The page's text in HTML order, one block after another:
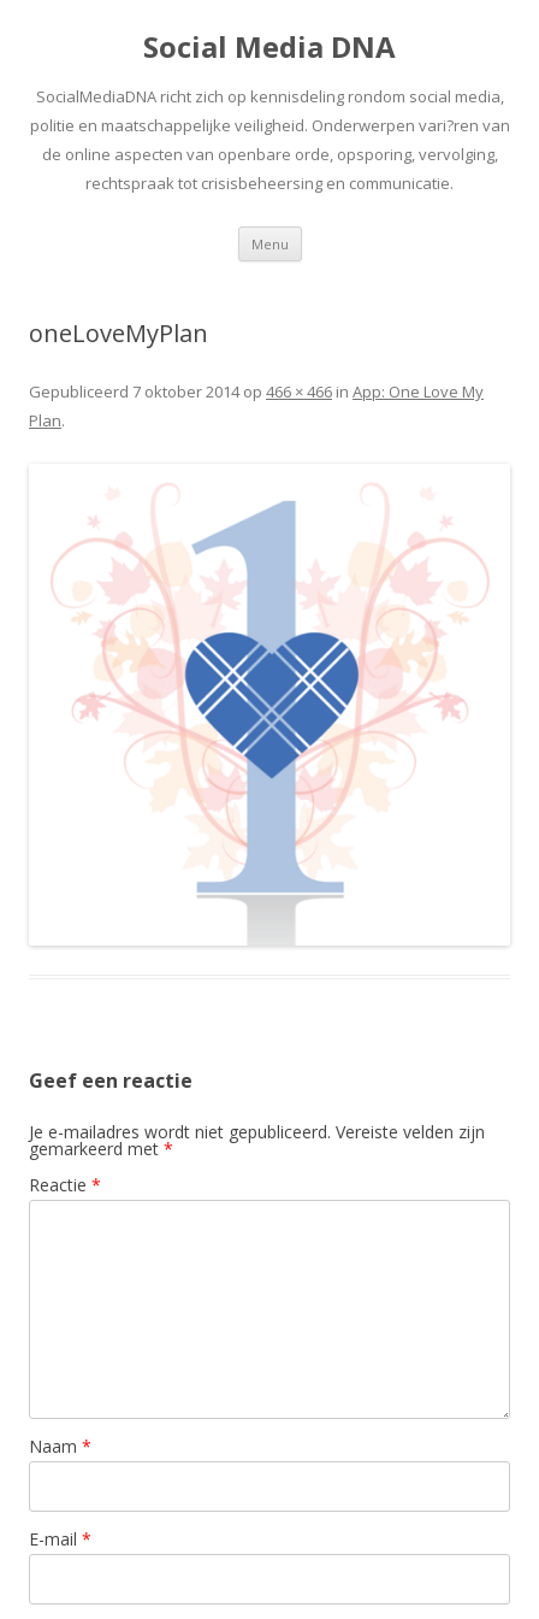
Social Media DNA
SocialMediaDNA richt zich op kennisdeling rondom social media,
politie en maatschappelijke veiligheid. Onderwerpen vari?ren van
de online aspecten van openbare orde, opsporing, vervolging,
rechtspraak tot crisisbeheersing en communicatie.
Menu Spring
inhoud
oneLoveMyPlan
Gepubliceerd 7 oktober 2014op 466 × 466 in App: One Love My
Plan.
Geef een reactie
Je e-mailadres wordt niet gepubliceerd. Vereiste velden zijn
gemarkeerd met *
Reactie *
Naam *
E-mail *